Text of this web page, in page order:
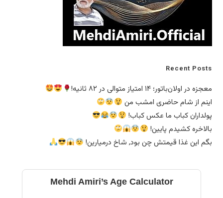
Recent Posts
معجزه در اولان‌باتور؛ ۱۴ امتیاز متوالی در ۸۲ ثانیه!
اینم از شام حاضری امشب من
پولداران کباب ما عکس کباب!
بالاخره کشیدم پایین!
بگم این غذا قیمتش چن بود, شاخ درمیارین!
Mehdi Amiri’s Age Calculator